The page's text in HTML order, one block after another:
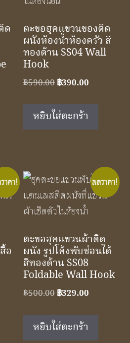
ด
฿590.00.
ตะขอฮุคแขวนของติด
ผนังห้องน้ำห้องครัว สี
ทองด้าน SS04 Wall
Hook
฿590.00 Original
was:
฿590.00.
฿390.00Current
หยิบใส่ตะกร้า
าคา!
อ
ลดราคา!
ตะขอฮุคแขวนผ้าติด
ผนัง รูปโค้งพับซ่อนได้
สีทองด้าน SS08
Foldable Wall Hook
฿500.00 Original
was:
฿500.00.
฿329.00Current
is:
หยิบใส่ตะกร้า